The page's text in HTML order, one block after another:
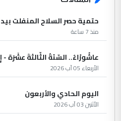
حتمية حصر السلاح المنفلت بيد
منذ 7 ساعة
عاشُورْاءُ.. السّنَةُ الثّالثةَ
الأربعاء 05 آب 2026
اليوم الحادي والأربعون
الأثنين 03 آب 2026